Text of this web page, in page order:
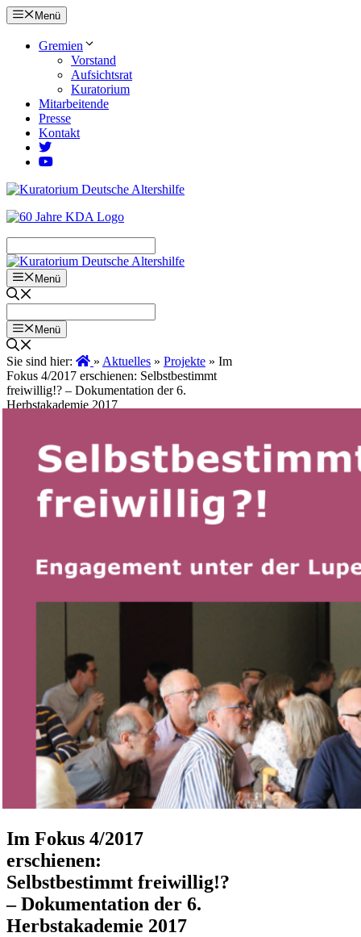
Zum
Inhalt
springen
Menü
Gremien
Vorstand
Aufsichtsrat
Kuratorium
Mitarbeitende
Presse
Kontakt
Menü
Menü
Sie sind hier: » Aktuelles » Projekte » Im
Fokus 4/2017 erschienen: Selbstbestimmt
freiwillig!? – Dokumentation der 6.
Herbstakademie 2017
Im Fokus 4/2017
erschienen:
Selbstbestimmt freiwillig!?
– Dokumentation der 6.
Herbstakademie 2017